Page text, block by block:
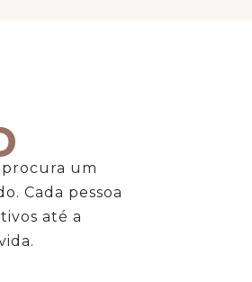
um
. Cada pessoa
até a